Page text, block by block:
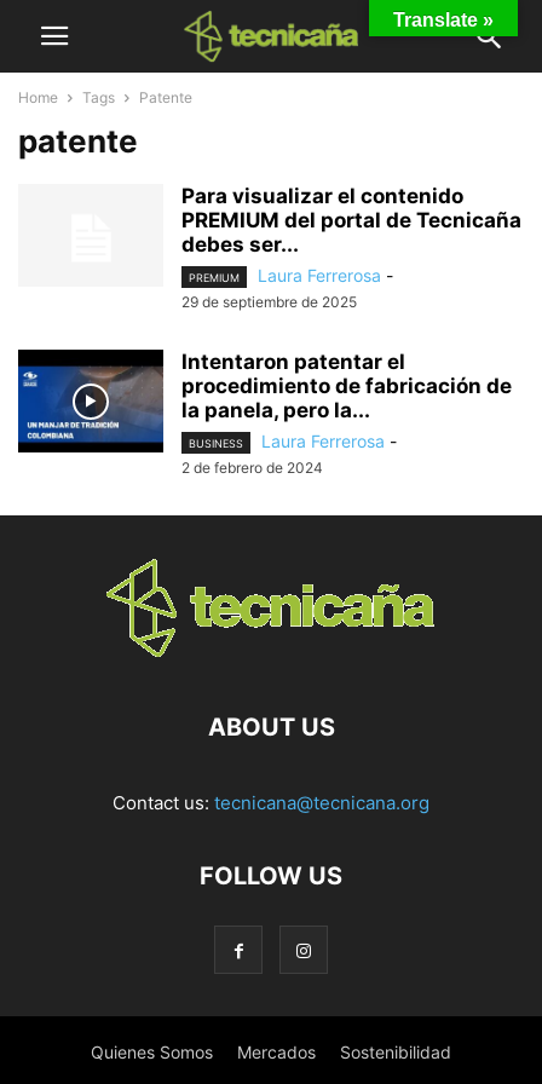
Home Tags Patente
patente
Para visualizar el contenido
PREMIUM del portal de Tecnicaña
debes ser...
PREMIUM Laura Ferrerosa -
29 de septiembre de 2025
Intentaron patentar el
procedimiento de fabricación de
la panela, pero la...
BUSINESS Laura Ferrerosa -
2 de febrero de 2024
ABOUT US
Contact us: tecnicana@tecnicana.org
FOLLOW US
Quienes Somos Mercados Sostenibilidad
Translate »